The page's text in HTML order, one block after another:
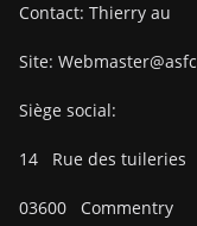
Contact: Thierry
Site:
Siège social:
14 Rue des tuileries
03600 Commentry